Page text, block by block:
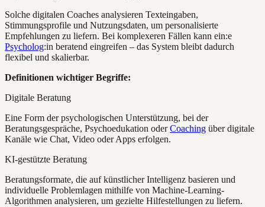
Solche digitalen Coaches analysieren Texteingaben,
Stimmungsprofile und Nutzungsdaten, um personalisierte
Empfehlungen zu liefern. Bei komplexeren Fällen kann ein:e
Psycholog:in beratend eingreifen – das System bleibt dadurch
flexibel und skalierbar.
Definitionen wichtiger Begriffe:
Digitale Beratung
Eine Form der psychologischen Unterstützung, bei der
Beratungsgespräche, Psychoedukation oderCoaching über digitale
Kanäle wie Chat, Video oder Apps erfolgen.
KI-gestützte Beratung
Beratungsformate, die auf künstlicher Intelligenz basieren und
individuelle Problemlagen mithilfe von Machine-Learning-
Algorithmen analysieren, um gezielte Hilfestellungen zu liefern.